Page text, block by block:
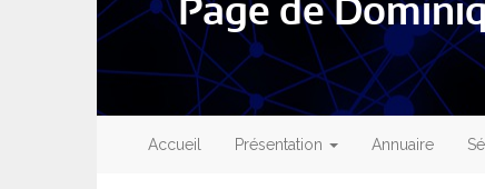
Page de
Main
navigation
Accueil Présentation Annuaire